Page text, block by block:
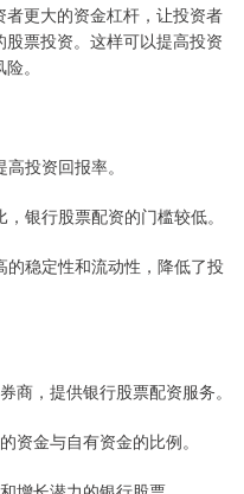
更大的资金杠杆，让投资者
票投资。这样可以提高投资
。
投资回报率。
银行股票配资的门槛较低。
的稳定性和流动性，降低了投
商，提供银行股票配资服务。
资金与自有资金的比例。